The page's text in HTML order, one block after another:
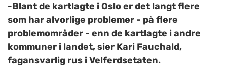
-Blant de kartlagte i Oslo er det langt flere
som har alvorlige problemer - på flere
problemområder - enn de kartlagte i andre
kommuner i landet, sier Kari Fauchald,
fagansvarlig rus i Velferdsetaten.